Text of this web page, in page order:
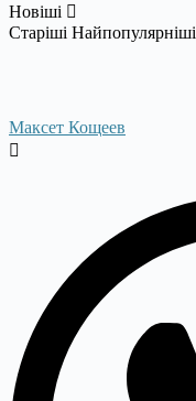
Новіші
Старіші Найпопулярніші
Максет Кощеев